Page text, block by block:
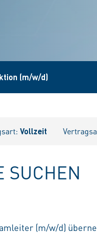
(m/w/d)
Vollzeit
SUCHEN
(m/w/d)